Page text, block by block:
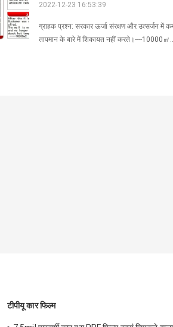
2022-12-23 16:53:39
ग्राहक प्रश्न: सरकार ऊर्जा संरक्षण और उत्सर्जन में
तापमान के बारे में शिकायत नहीं करते।----10000㎡
टीपीयू कार फिल्म